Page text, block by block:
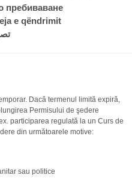
пребиваване
e qëndrimit
Dacă termenul limită expiră,
Permisului de şedere
participarea regulată la un Curs de
din următoarele motive:
sau politice